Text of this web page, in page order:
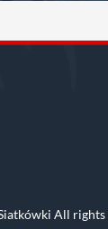
All rights